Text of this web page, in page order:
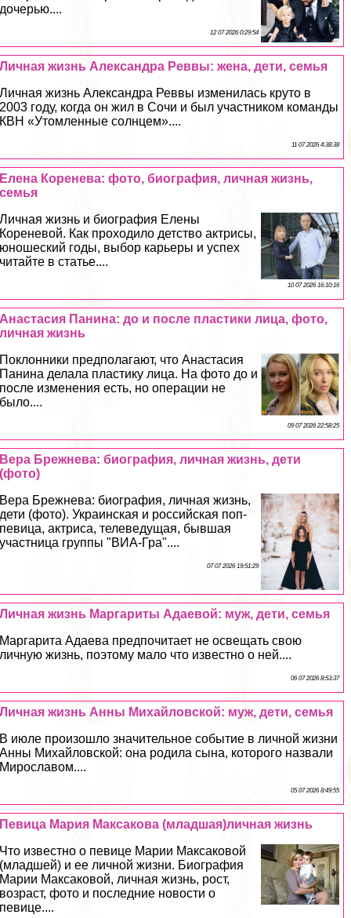
дочерью....
12 07 2026 0:29:54
Личная жизнь Александра Реввы: жена, дети, семья
Личная жизнь Александра Реввы изменилась круто в
2003 году, когда он жил в Сочи и был участником комaнды
КВН «Утомленные солнцем»....
11 07 2026 4:38:38
Елена Коренева: фото, биография, личная жизнь,
семья
Личная жизнь и биография Елены
Кореневой. Как проходило детство актрисы,
юношеский годы, выбор карьеры и успех
читайте в статье....
10 07 2026 16:10:16
Анастасия Панина: до и после пластики лица, фото,
личная жизнь
Поклонники предполагают, что Анастасия
Панина делала пластику лица. На фото до и
после изменения есть, но операции не
было....
09 07 2026 22:58:25
Вера Брежнева: биография, личная жизнь, дети
(фото)
Вера Брежнева: биография, личная жизнь,
дети (фото). Украинская и российская поп-
певица, актриса, телеведущая, бывшая
участница группы "ВИА-Гра"....
07 07 2026 19:51:29
Личная жизнь Маргариты Адаевой: муж, дети, семья
Маргарита Адаева предпочитает не освещать свою
личную жизнь, поэтому мало что известно о ней....
06 07 2026 8:53:37
Личная жизнь Анны Михайловской: муж, дети, семья
В июле произошло значительное событие в личной жизни
Анны Михайловской: она родила сына, которого назвали
Мирославом....
05 07 2026 8:49:55
Певица Мария Максакова (младшая)личная жизнь
Что известно о певице Марии Максаковой
(младшей) и ее личной жизни. Биография
Марии Максаковой, личная жизнь, рост,
возраст, фото и последние новости о
певице....